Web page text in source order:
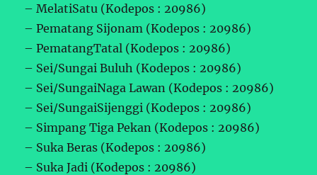
– MelatiSatu (Kodepos : 20986)
– Pematang Sijonam (Kodepos : 20986)
– PematangTatal (Kodepos : 20986)
– Sei/Sungai Buluh (Kodepos : 20986)
– Sei/SungaiNaga Lawan (Kodepos : 20986)
– Sei/SungaiSijenggi (Kodepos : 20986)
– Simpang Tiga Pekan (Kodepos : 20986)
– Suka Beras (Kodepos : 20986)
– Suka Jadi (Kodepos : 20986)